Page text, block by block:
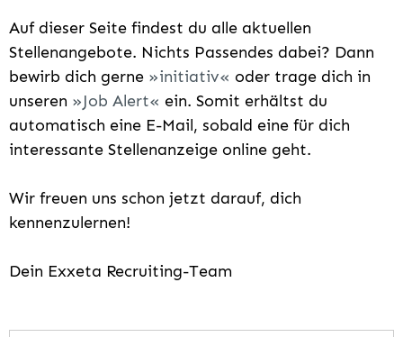
Auf dieser Seite findest du alle aktuellen
Stellenangebote. Nichts Passendes dabei? Dann
bewirb dich gerne
initiativ
oder trage dich in
unseren
Job Alert
ein. Somit erhältst du
automatisch eine E-Mail, sobald eine für dich
interessante Stellenanzeige online geht.
Wir freuen uns schon jetzt darauf, dich
kennenzulernen!
Dein Exxeta Recruiting-Team